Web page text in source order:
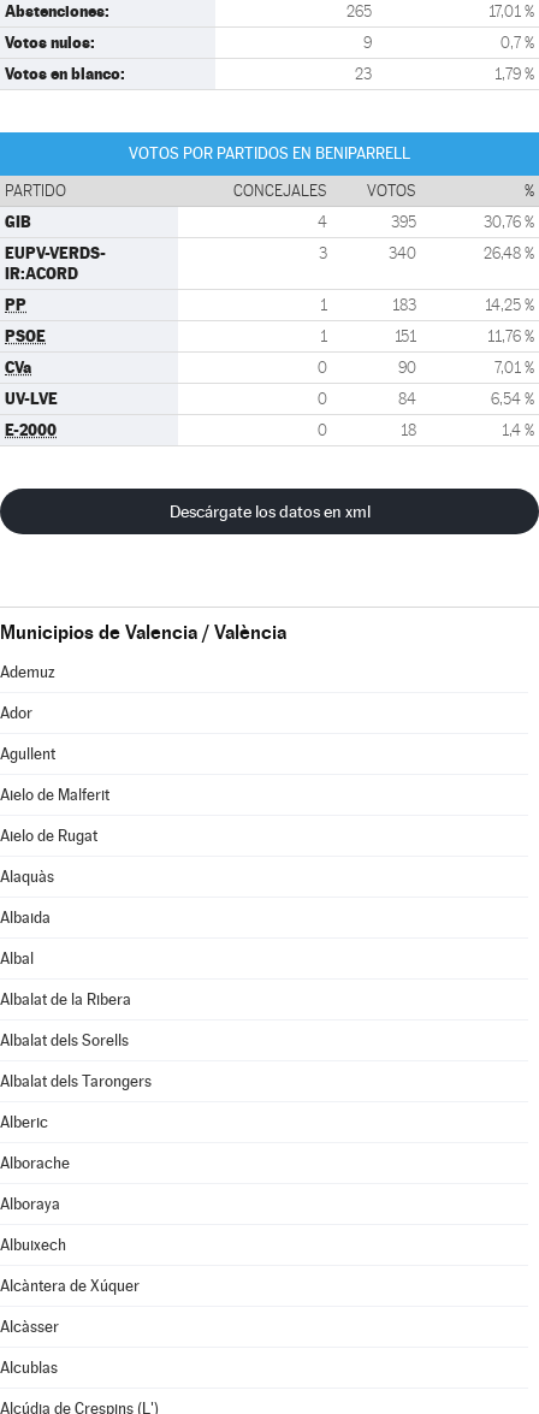
Abstenciones: 265 17,01 %
Votos nulos: 9 0,7 %
Votos en blanco: 23 1,79 %
VOTOS POR PARTIDOS EN BENIPARRELL
PARTIDO CONCEJALES VOTOS %
GIB 4 395 30,76 %
EUPV-VERDS-
IR:ACORD
3 340 26,48 %
PP 1 183 14,25 %
PSOE 1 151 11,76 %
CVa 0 90 7,01 %
UV-LVE 0 84 6,54 %
E-2000 0 18 1,4 %
Descárgate los datos en xml
Municipios de Valencia / València
Ademuz
Ador
Agullent
Aielo de Malferit
Aielo de Rugat
Alaquàs
Albaida
Albal
Albalat de la Ribera
Albalat dels Sorells
Albalat dels Tarongers
Alberic
Alborache
Alboraya
Albuixech
Alcàntera de Xúquer
Alcàsser
Alcublas
Alcúdia de Crespins (L')